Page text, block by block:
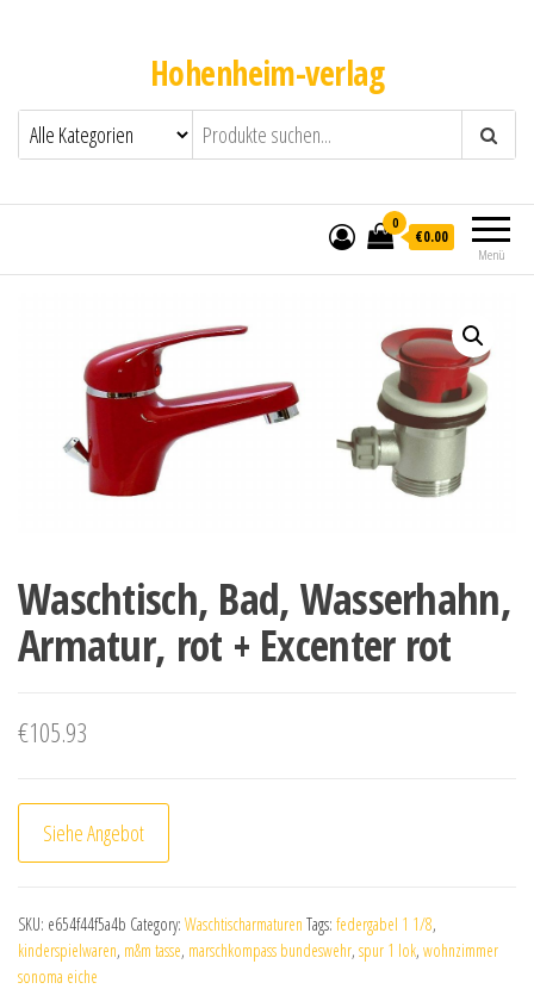
Hohenheim-verlag
Menü
0
€0.00
Waschtisch, Bad, Wasserhahn,
Armatur, rot + Excenter rot
€105.93
Siehe Angebot
SKU: e654f44f5a4b Category: Waschtischarmaturen Tags: federgabel 1 1/8,
kinderspielwaren, m&m tasse, marschkompass bundeswehr, spur 1 lok, wohnzimmer
sonoma eiche